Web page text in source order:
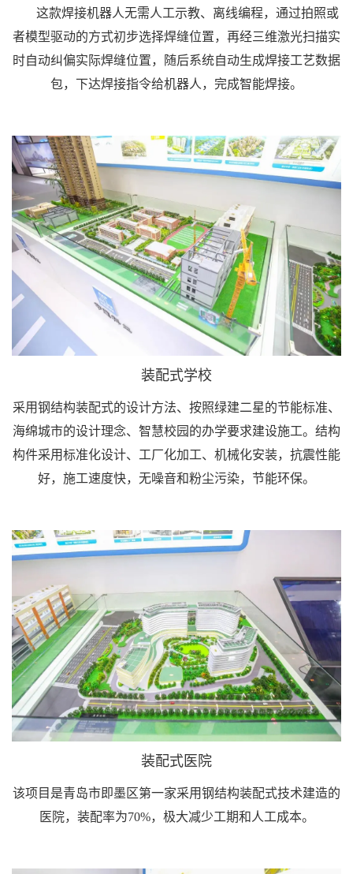
这款焊接机器人无需人工示教、离线编程，通过拍照或
者模型驱动的方式初步选择焊缝位置，再经三维激光扫描实
时自动纠偏实际焊缝位置，随后系统自动生成焊接工艺数据
包，下达焊接指令给机器人，完成智能焊接。
装配式学校
采用钢结构装配式的设计方法、按照绿建二星的节能标准、
海绵城市的设计理念、智慧校园的办学要求建设施工。结构
构件采用标准化设计、工厂化加工、机械化安装，抗震性能
好，施工速度快，无噪音和粉尘污染，节能环保。
装配式医院
该项目是青岛市即墨区第一家采用钢结构装配式技术建造的
医院，装配率为70%，极大减少工期和人工成本。